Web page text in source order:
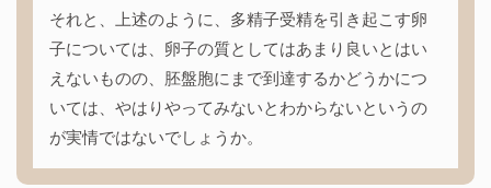
それと、上述のように、多精子受精を引き起こす卵
子については、卵子の質としてはあまり良いとはい
えないものの、胚盤胞にまで到達するかどうかにつ
いては、やはりやってみないとわからないというの
が実情ではないでしょうか。